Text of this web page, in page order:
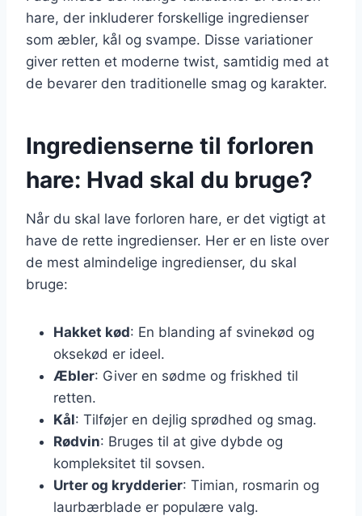
hare, der inkluderer forskellige ingredienser
som æbler, kål og svampe. Disse variationer
giver retten et moderne twist, samtidig med at
de bevarer den traditionelle smag og karakter.
Ingredienserne til forloren
hare: Hvad skal du bruge?
Når du skal lave forloren hare, er det vigtigt at
have de rette ingredienser. Her er en liste over
de mest almindelige ingredienser, du skal
bruge:
Hakket kød: En blanding af svinekød og
oksekød er ideel.
Æbler: Giver en sødme og friskhed til
retten.
Kål: Tilføjer en dejlig sprødhed og smag.
Rødvin: Bruges til at give dybde og
kompleksitet til sovsen.
Urter og krydderier: Timian, rosmarin og
laurbærblade er populære valg.